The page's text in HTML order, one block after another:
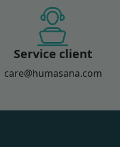
Service client
care@humasana.com